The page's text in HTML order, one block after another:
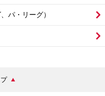
パ・リーグ）